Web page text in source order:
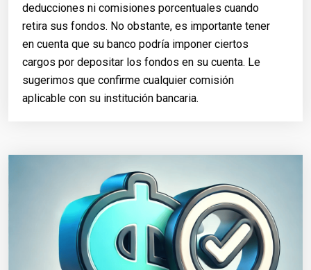
deducciones ni comisiones porcentuales cuando
retira sus fondos. No obstante, es importante tener
en cuenta que su banco podría imponer ciertos
cargos por depositar los fondos en su cuenta. Le
sugerimos que confirme cualquier comisión
aplicable con su institución bancaria.